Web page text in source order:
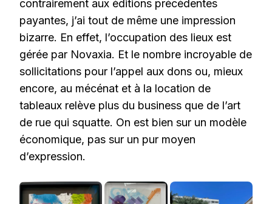
contrairement aux éditions précédentes
payantes, j’ai tout de même une impression
bizarre. En effet, l’occupation des lieux est
gérée par Novaxia. Et le nombre incroyable de
sollicitations pour l’appel aux dons ou, mieux
encore, au mécénat et à la location de
tableaux relève plus du business que de l’art
de rue qui squatte. On est bien sur un modèle
économique, pas sur un pur moyen
d’expression.